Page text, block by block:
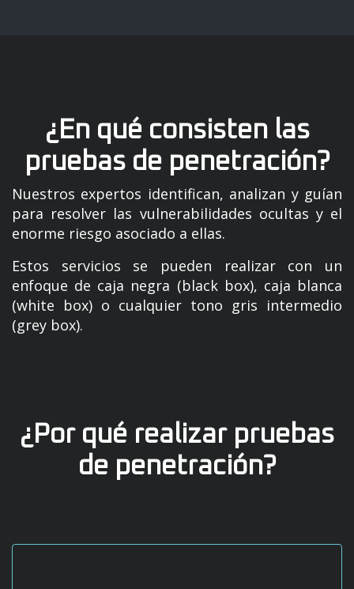
¿En qué consisten las
pruebas de penetración?
Nuestros expertos identifican, analizan y guían
para resolver las vulnerabilidades ocultas y el
enorme riesgo asociado a ellas.
Estos servicios se pueden realizar con un
enfoque de caja negra (black box), caja blanca
(white box) o cualquier tono gris intermedio
(grey box).
¿Por qué realizar pruebas
de penetración?